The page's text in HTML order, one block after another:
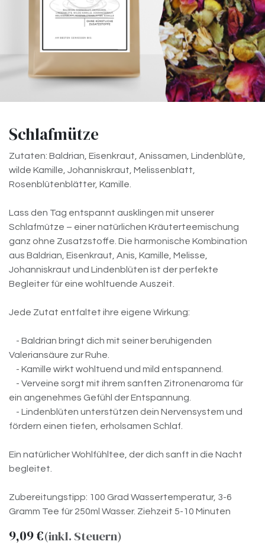
Schlafmütze
Zutaten: Baldrian, Eisenkraut, Anissamen, Lindenblüte,
wilde Kamille, Johanniskraut, Melissenblatt,
Rosenblütenblätter, Kamille.
Lass den Tag entspannt ausklingen mit unserer
Schlafmütze – einer natürlichen Kräuterteemischung
ganz ohne Zusatzstoffe. Die harmonische Kombination
aus Baldrian, Eisenkraut, Anis, Kamille, Melisse,
Johanniskraut und Lindenblüten ist der perfekte
Begleiter für eine wohltuende Auszeit.
Jede Zutat entfaltet ihre eigene Wirkung:
- Baldrian bringt dich mit seiner beruhigenden
Valeriansäure zur Ruhe.
- Kamille wirkt wohltuend und mild entspannend.
- Verveine sorgt mit ihrem sanften Zitronenaroma für
ein angenehmes Gefühl der Entspannung.
- Lindenblüten unterstützen dein Nervensystem und
fördern einen tiefen, erholsamen Schlaf.
Ein natürlicher Wohlfühltee, der dich sanft in die Nacht
begleitet.
Zubereitungstipp: 100 Grad Wassertemperatur, 3-6
Gramm Tee für 250ml Wasser. Ziehzeit 5-10 Minuten
9,09€(inkl. Steuern)